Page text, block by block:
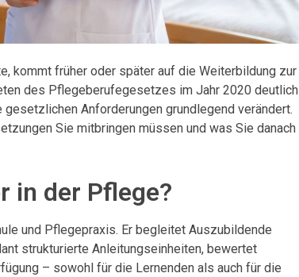
kommt früher oder später auf die Weiterbildung zur
des Pflegeberufegesetzes im Jahr 2020 deutlich
Anforderungen grundlegend verändert.
Sie mitbringen müssen und was Sie danach
in der Pflege?
und Pflegepraxis. Er begleitet Auszubildende
strukturierte Anleitungseinheiten, bewertet
– sowohl für die Lernenden als auch für die